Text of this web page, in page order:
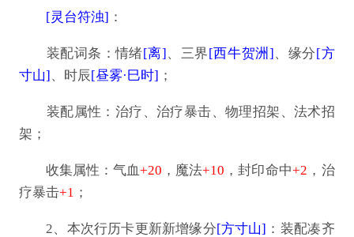
[灵台符浊] ：
装配词条：情绪[离]、三界[西牛贺洲]、缘分[方
寸山]、时辰[昼雾·巳时] ；
装配属性：治疗、治疗暴击、物理招架、法术招
架；
收集属性：气血+20 ，魔法+10 ，封印命中+2 ，治
疗暴击+1 ；
2、本次行历卡更新新增缘分[方寸山] ：装配凑齐